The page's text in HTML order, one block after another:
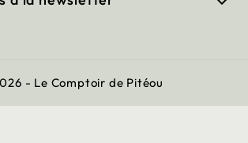
- Le Comptoir de Pitéou